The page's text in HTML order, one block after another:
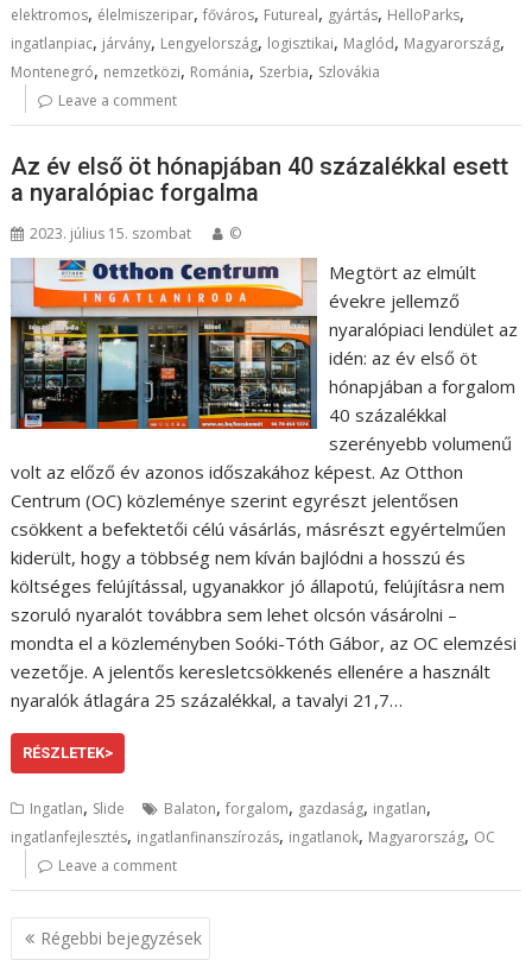
elektromos, élelmiszeripar,főváros, Futureal, gyártás, HelloParks,
ingatlanpiac, járvány, Lengyelország, logisztikai, Maglód, Magyarország,
Montenegró, nemzetközi, Románia, Szerbia, Szlovákia
Leave a comment
Az év első öt hónapjában 40 százalékkal esett
a nyaralópiac forgalma
2023. július 15. szombat ©
Megtört az elmúlt
évekre jellemző
nyaralópiaci lendület az
idén: az év első öt
hónapjában a forgalom
40 százalékkal
szerényebb volumenű
volt az előző év azonos időszakához képest. Az Otthon
Centrum (OC) közleménye szerint egyrészt jelentősen
csökkent a befektetői célú vásárlás, másrészt egyértelműen
kiderült, hogy a többség nem kíván bajlódni a hosszú és
költséges felújítással, ugyanakkor jó állapotú, felújításra nem
szoruló nyaralót továbbra sem lehet olcsón vásárolni –
mondta el a közleményben Soóki-Tóth Gábor, az OC elemzési
vezetője. A jelentős keresletcsökkenés ellenére a használt
nyaralók átlagára 25 százalékkal, a tavalyi 21,7…
RÉSZLETEK>
Ingatlan, Slide Balaton,forgalom, gazdaság, ingatlan,
ingatlanfejlesztés, ingatlanfinanszírozás, ingatlanok, Magyarország, OC
Leave a comment
B
Régebbi bejegyzések